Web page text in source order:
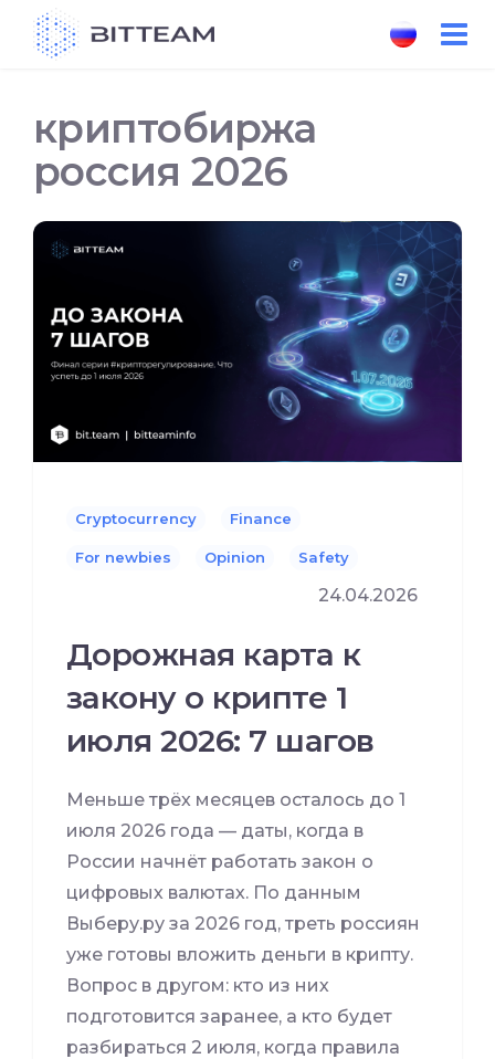
криптобиржа
россия 2026
Cryptocurrency Finance
For newbies Opinion Safety
24.04.2026
Дорожная карта к
закону о крипте 1
июля 2026: 7 шагов
Меньше трёх месяцев осталось до 1
июля 2026 года — даты, когда в
России начнёт работать закон о
цифровых валютах. По данным
Выберу.ру за 2026 год, треть россиян
уже готовы вложить деньги в крипту.
Вопрос в другом: кто из них
подготовится заранее, а кто будет
разбираться 2 июля, когда правила